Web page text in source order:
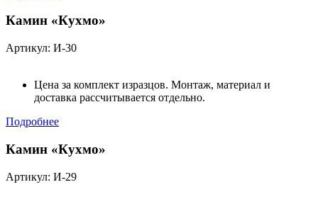
Камин «Кухмо»
Артикул: И-30
Цена за комплект изразцов. Монтаж, материал и
доставка рассчитывается отдельно.
Подробнее
Камин «Кухмо»
Артикул: И-29